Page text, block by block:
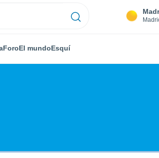
ForoEl mundoEsquí